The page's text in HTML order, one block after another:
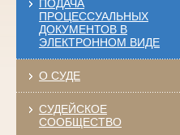
ПОДАЧА
ПРОЦЕССУАЛЬНЫХ
ДОКУМЕНТОВ В
ЭЛЕКТРОННОМ ВИДЕ
О СУДЕ
СУДЕЙСКОЕ
СООБЩЕСТВО